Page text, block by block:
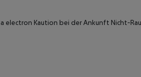
electron Kaution bei der Ankunft Nicht-